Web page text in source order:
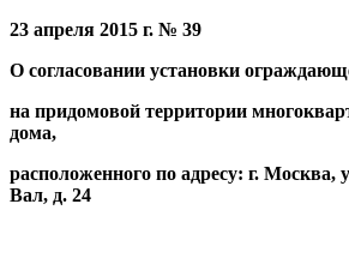
23 апреля 2015 г. № 39
О согласовании установки
на придомовой территории
дома,
расположенного по адресу: г. Москва,
Вал, д. 24